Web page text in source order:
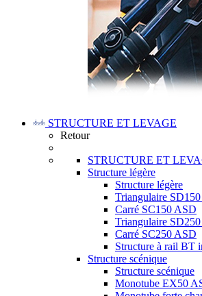
STRUCTURE ET LEVAGE
Retour
STRUCTURE ET
Structure légère
Structure légère
Triangulaire
Carré SC150 ASD
Triangulaire
Carré SC250 ASD
Structure à rail BT
Structure scénique
Structure scénique
Monotube EX50